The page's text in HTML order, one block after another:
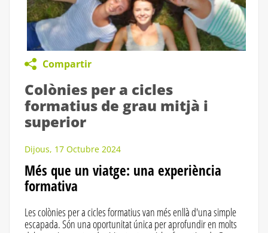
Compartir
Colònies per a cicles
formatius de grau mitjà i
superior
Dijous, 17 Octubre 2024
Més que un viatge: una experiència
formativa
Les colònies per a cicles formatius van més enllà d'una simple
escapada. Són una oportunitat única per aprofundir en molts